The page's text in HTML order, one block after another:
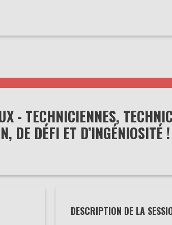
- TECHNICIENNES,
DE DÉFI ET D’INGÉNIOSITÉ !
DESCRIPTION DE LA